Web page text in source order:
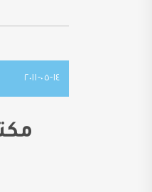
١٤-٠٥-٢٠١١